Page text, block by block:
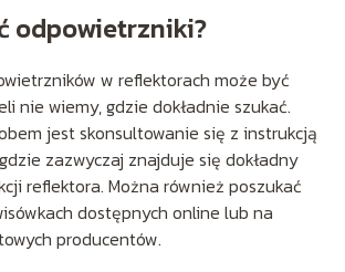
odpowietrzniki?
w reflektorach może być
nie wiemy, gdzie dokładnie szukać.
jest skonsultowanie się z instrukcją
zazwyczaj znajduje się dokładny
reflektora. Można również poszukać
dostępnych online lub na
producentów.